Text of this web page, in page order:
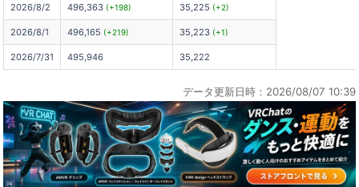
2026/8/2 496,363 (+198) 35,225 (+2)
2026/8/1 496,165 (+219) 35,223 (+1)
2026/7/31 495,946 35,222
データ更新日時：2026/08/07 10:39